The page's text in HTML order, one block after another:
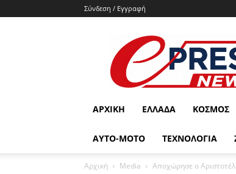
Σύνδεση / Εγγραφή
e-
press.gr
ΑΡΧΙΚΉ ΕΛΛΆΔΑ ΚΌΣΜΟΣ
ΑΥΤΟ-ΜΟΤΟ ΤΕΧΝΟΛΟΓΙΑ
Αρχική Media Αποχώρησε ο